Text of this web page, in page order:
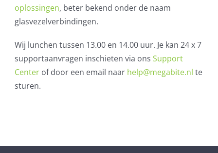
oplossingen, beter bekend onder de naam
glasvezelverbindingen.
Wij lunchen tussen 13.00 en 14.00 uur. Je kan 24 x 7
supportaanvragen inschieten via ons Support
Center of door een email naar help@megabite.nl te
sturen.